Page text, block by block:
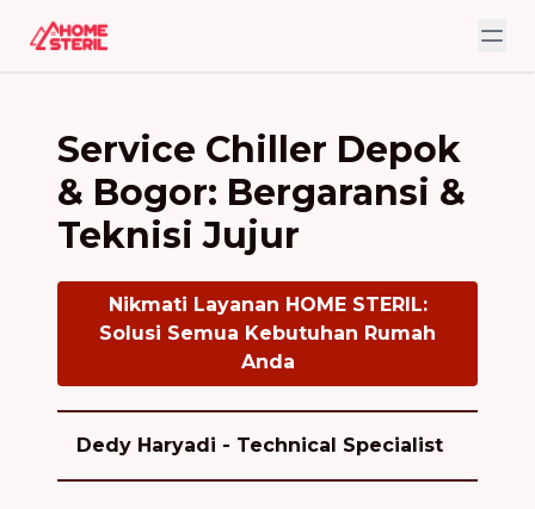
Service Chiller Depok
& Bogor: Bergaransi &
Teknisi Jujur
Nikmati Layanan HOME STERIL:
Solusi Semua Kebutuhan Rumah
Anda
Dedy Haryadi - Technical Specialist